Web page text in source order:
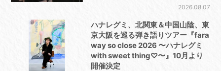
2026.08.07
ハナレグミ、北関東＆中国山陰、東
京大阪を巡る弾き語りツアー『fara
way so close 2026 〜ハナレグミ
with sweet thing♡〜』10月より
開催決定